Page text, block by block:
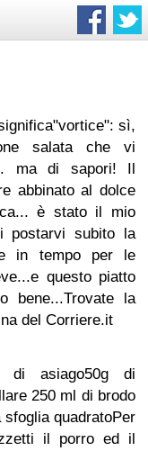
sì,
salata che vi
ma di sapori! Il
abbinato al dolce
è stato il mio
postarvi subito la
in tempo per le
questo piatto
bene...Trovate la
del Corriere.it
di asiago50g di
250 ml di brodo
sfoglia quadratoPer
il porro ed il